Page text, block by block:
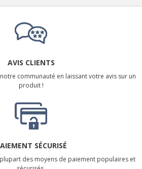
AVIS CLIENTS
communauté en laissant votre avis sur un
produit !
SÉCURISÉ
des moyens de paiement populaires et